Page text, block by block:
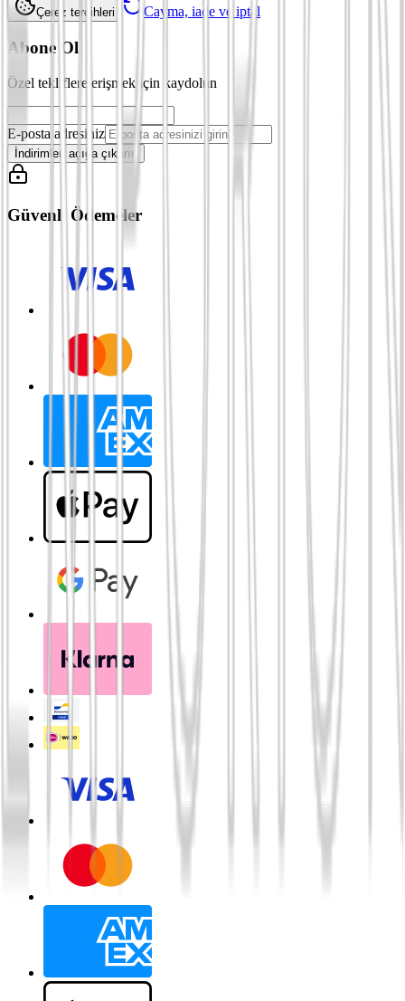
Çerez tercihleri Cayma, iade ve iptal
Abone Ol
Özel tekliflere erişmek için kaydolun
E-posta adresiniz
İndirimleri açığa çıkarın
Güvenli Ödemeler